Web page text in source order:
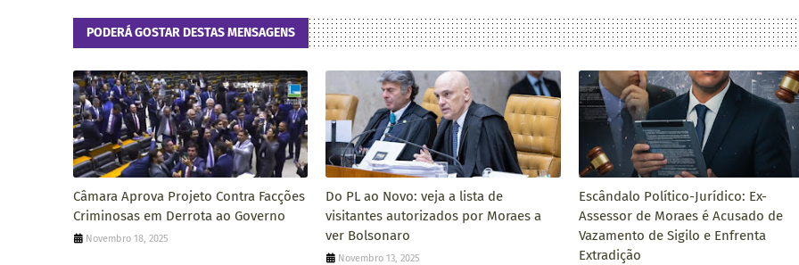
PODERÁ GOSTAR DESTAS MENSAGENS
Câmara Aprova Projeto Contra Facções
Criminosas em Derrota ao Governo
Novembro 18, 2025
Do PL ao Novo: veja a lista de
visitantes autorizados por Moraes a
ver Bolsonaro
Novembro 13, 2025
Escândalo Político-Jurídico: Ex-
Assessor de Moraes é Acusado de
Vazamento de Sigilo e Enfrenta
Extradição